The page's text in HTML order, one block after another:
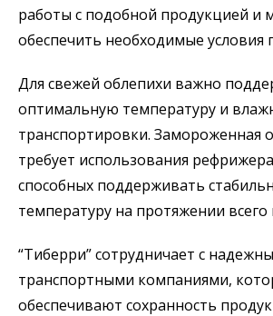
работы с подобной продукцией и
обеспечить необходимые условия
Для свежей облепихи важно
оптимальную температуру и
транспортировки. Замороженная
требует использования
способных поддерживать
температуру на протяжении всего
“Тиберри” сотрудничает с
транспортными компаниями,
обеспечивают сохранность